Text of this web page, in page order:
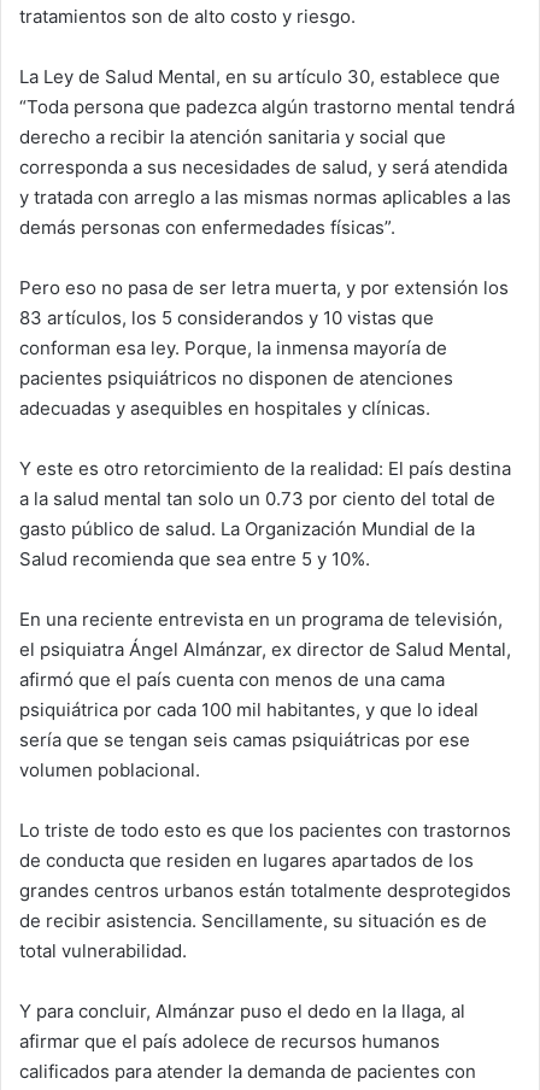
tratamientos son de alto costo y riesgo.
La Ley de Salud Mental, en su artículo 30, establece que
“Toda persona que padezca algún trastorno mental tendrá
derecho a recibir la atención sanitaria y social que
corresponda a sus necesidades de salud, y será atendida
y tratada con arreglo a las mismas normas aplicables a las
demás personas con enfermedades físicas”.
Pero eso no pasa de ser letra muerta, y por extensión los
83 artículos, los 5 considerandos y 10 vistas que
conforman esa ley. Porque, la inmensa mayoría de
pacientes psiquiátricos no disponen de atenciones
adecuadas y asequibles en hospitales y clínicas.
Y este es otro retorcimiento de la realidad: El país destina
a la salud mental tan solo un 0.73 por ciento del total de
gasto público de salud. La Organización Mundial de la
Salud recomienda que sea entre 5 y 10%.
En una reciente entrevista en un programa de televisión,
el psiquiatra Ángel Almánzar, ex director de Salud Mental,
afirmó que el país cuenta con menos de una cama
psiquiátrica por cada 100 mil habitantes, y que lo ideal
sería que se tengan seis camas psiquiátricas por ese
volumen poblacional.
Lo triste de todo esto es que los pacientes con trastornos
de conducta que residen en lugares apartados de los
grandes centros urbanos están totalmente desprotegidos
de recibir asistencia. Sencillamente, su situación es de
total vulnerabilidad.
Y para concluir, Almánzar puso el dedo en la llaga, al
afirmar que el país adolece de recursos humanos
calificados para atender la demanda de pacientes con